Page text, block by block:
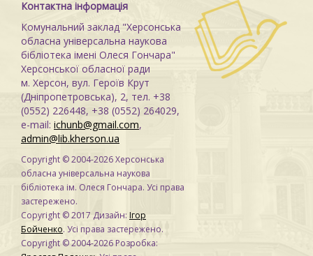
Контактна інформація
Комунальний заклад "Херсонська
обласна універсальна наукова
бібліотека імені Олеся Гончара"
Херсонської обласної ради
м. Херсон, вул. Героїв Крут
(Дніпропетровська), 2, тел. +38
(0552) 226448, +38 (0552) 264029,
e-mail: ichunb@gmail.com,
admin@lib.kherson.ua
Copyright © 2004-2026 Херсонська
обласна універсальна наукова
бібліотека ім. Олеся Гончара. Усі права
застережено.
Copyright © 2017 Дизайн: Ігор
Бойченко. Усі права застережено.
Copyright © 2004-2026 Розробка: